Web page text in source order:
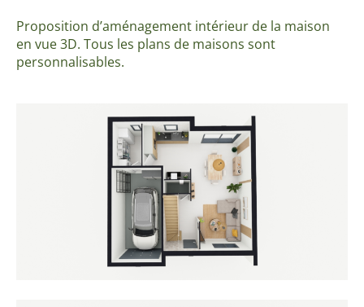
Proposition d’aménagement intérieur de la maison
en vue 3D. Tous les plans de maisons sont
personnalisables.